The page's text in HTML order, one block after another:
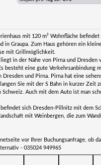
mit 120 m² Wohnfläche befindet
in Graupa. Zum Haus gehören ein
mit Grillmöglichkeit.
in der Nähe von Pirna und Dresden
besteht eine gute Verkehrsanbindung
und Pirna. Pirna hat eine
Sie mit der S Bahn in kurzer Zeit
Schweiz. Auch mit dem Auto ist man
sich Dresden-Pillnitz mit dem
mit Weinbergen, die zum
vor Ihrer Buchungsanfrage, ob
- 035024 949965